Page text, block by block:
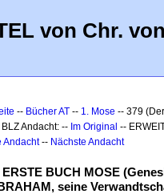
von Chr.
-- Bücher AT -- 1. Mose -- 379
Andacht: -- Im Original --
Andacht-- Nächste Andacht
ERSTE BUCH MOSE
seine